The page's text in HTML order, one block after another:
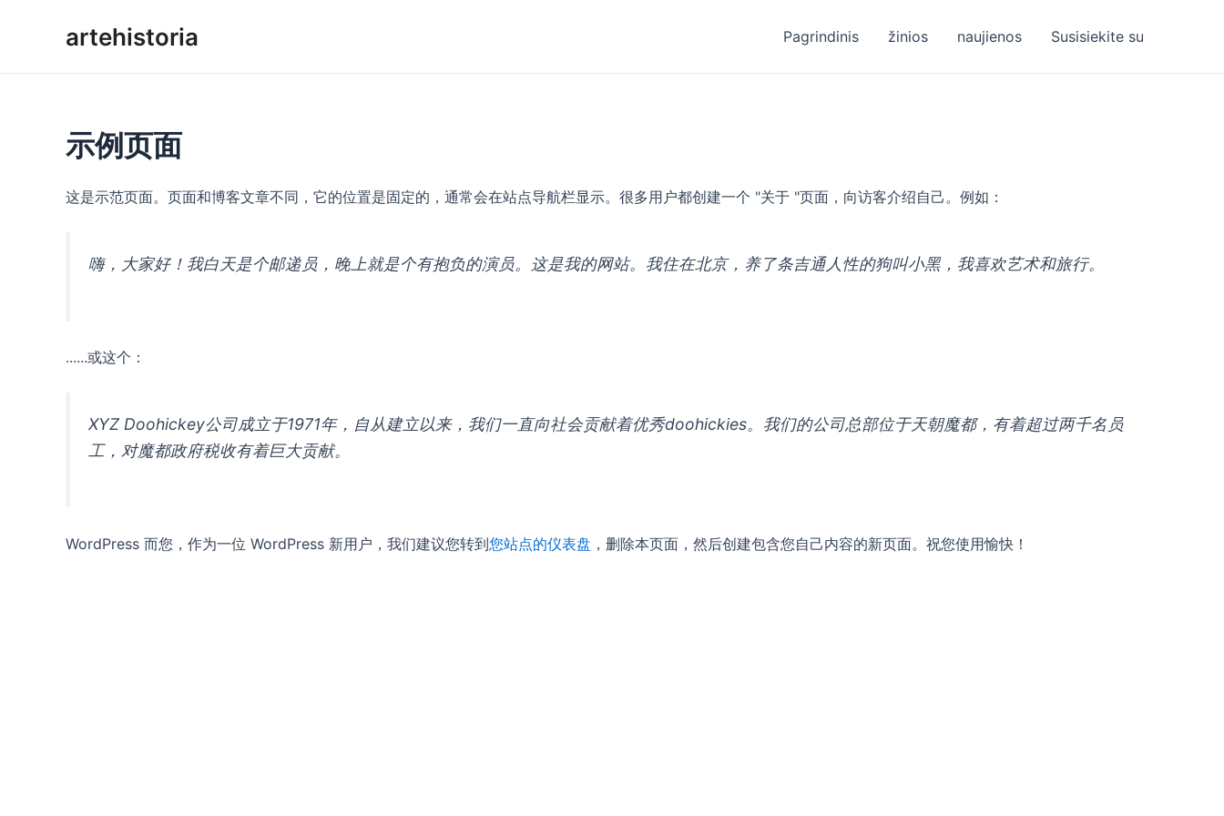
artehistoria Pagrindinis žinios naujienos Susisiekite su
示例页面
这是示范页面。页面和博客文章不同，它的位置是固定的，通常会在站点导航栏显示。很多用户都创建一个 "关于 "页面，向访客介绍自己。例如：
嗨，大家好！我白天是个邮递员，晚上就是个有抱负的演员。这是我的网站。我住在北京，养了条吉通人性的狗叫小黑，我喜欢艺术和旅行。
......或这个：
XYZ Doohickey公司成立于1971年，自从建立以来，我们一直向社会贡献着优秀doohickies。我们的公司总部位于天朝魔都，有着超过两千名员
工，对魔都政府税收有着巨大贡献。
WordPress 而您，作为一位 WordPress 新用户，我们建议您转到您站点的仪表盘 ，删除本页面，然后创建包含您自己内容的新页面。祝您使用愉快！